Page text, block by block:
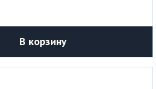
В корзину